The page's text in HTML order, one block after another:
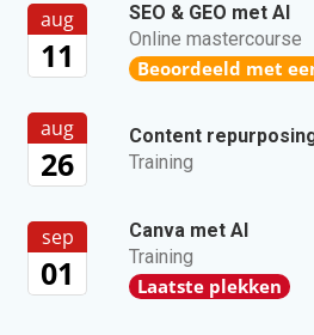
aug
11
SEO & GEO met AI
Online mastercourse
Beoordeeld met
aug
26
Content
Training
sep
01
Canva met AI
Training
Laatste plekken